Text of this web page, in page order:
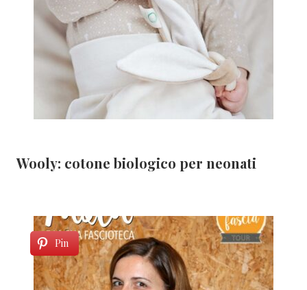
Wooly: cotone biologico per neonati
Pin